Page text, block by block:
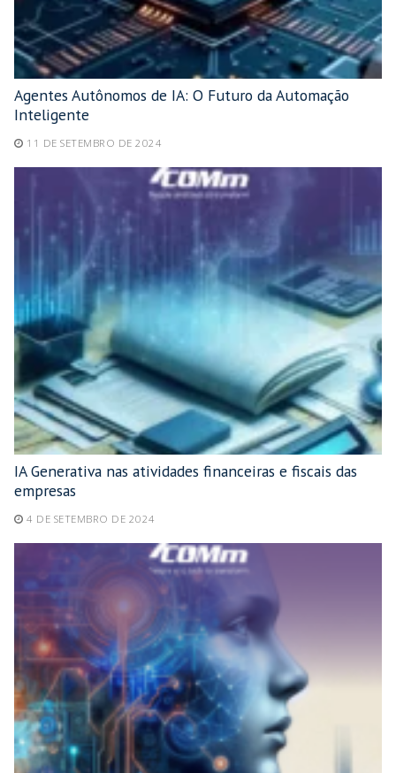
Agentes Autônomos de IA: O Futuro da Automação
Inteligente
11 DE SETEMBRO DE 2024
IA Generativa nas atividades financeiras e fiscais das
empresas
4 DE SETEMBRO DE 2024